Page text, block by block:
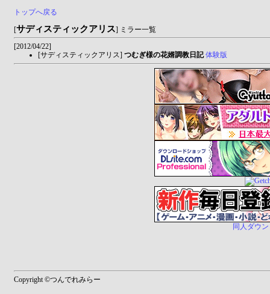
トップへ戻る
[サディスティックアリス] ミラー一覧
[2012/04/22]
[サディスティックアリス] つむぎ様の花婿調教日記 体験版
同人ダウ
Copyright ©つんでれみらー